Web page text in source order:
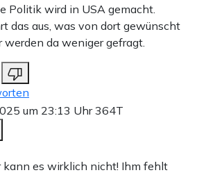
Politik wird in USA gemacht.
das aus, was von dort gewünscht
werden da weniger gefragt.
um 23:13 Uhr364T
kann es wirklich nicht! Ihm fehlt